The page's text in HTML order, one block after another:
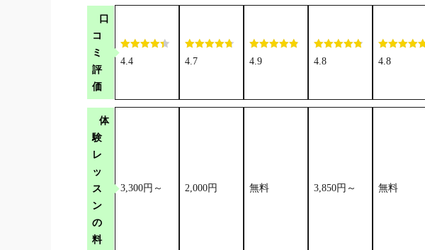
口
コ
ミ
評
価
4.4 4.7 4.9 4.8 4.8
体
験
レ
ッ
ス
ン
の
料
3,300円～ 2,000円 無料 3,850円～ 無料